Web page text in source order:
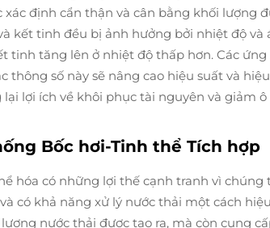
định cẩn thận và cân bằng khối lượng
kết tinh đều bị ảnh hưởng bởi nhiệt độ và
tinh tăng lên ở nhiệt độ thấp hơn. Các
thông số này sẽ nâng cao hiệu suất và
lợi ích về khôi phục tài nguyên và giảm
Bốc hơi-Tinh thể Tích hợp
hóa có những lợi thế cạnh tranh vì chúng
có khả năng xử lý nước thải một cách
nước thải được tạo ra, mà còn cung